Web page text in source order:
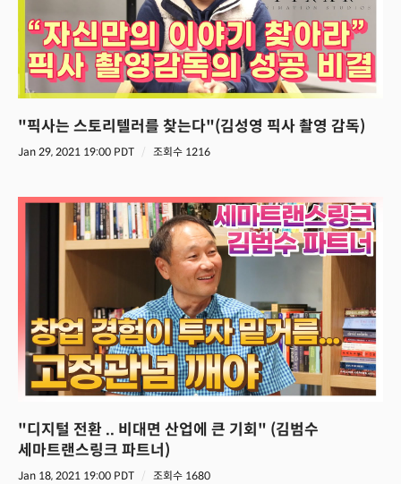
"픽사는 스토리텔러를 찾는다"(김성영 픽사 촬영 감독)
Jan 29, 2021 19:00 PDT 조회수 1216
"디지털 전환 .. 비대면 산업에 큰 기회" (김범수
세마트랜스링크 파트너)
Jan 18, 2021 19:00 PDT 조회수 1680